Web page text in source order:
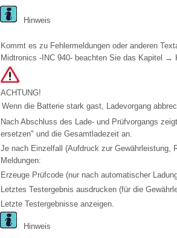
Hinweis
Kommt es zu Fehlermeldungen oder anderen
Midtronics -INC 940- beachten Sie das Kapitel →
ACHTUNG!
Wenn die Batterie stark gast, Ladevorgang
Nach Abschluss des Lade- und Prüfvorgangs
ersetzen" und die Gesamtladezeit an.
Je nach Einzelfall (Aufdruck zur Gewährleistung,
Meldungen:
Erzeuge Prüfcode (nur nach automatischer
Letztes Testergebnis ausdrucken (für die
Letzte Testergebnisse anzeigen.
Hinweis